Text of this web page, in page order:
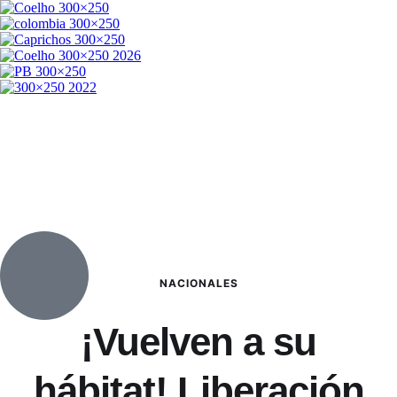
NACIONALES
¡Vuelven a su